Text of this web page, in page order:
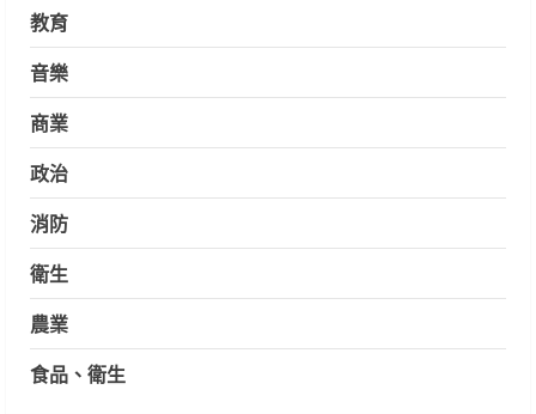
教育
音樂
商業
政治
消防
衛生
農業
食品、衛生